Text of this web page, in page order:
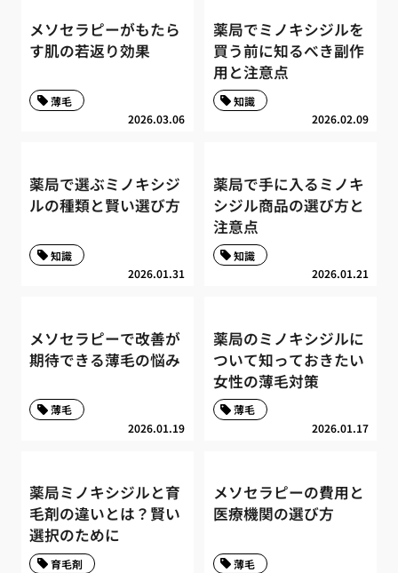
メソセラピーがもたら
す肌の若返り効果
2026.03.06
薄毛
薬局でミノキシジルを
買う前に知るべき副作
用と注意点
2026.02.09
知識
薬局で選ぶミノキシジ
ルの種類と賢い選び方
2026.01.31
知識
薬局で手に入るミノキ
シジル商品の選び方と
注意点
2026.01.21
知識
メソセラピーで改善が
期待できる薄毛の悩み
2026.01.19
薄毛
薬局のミノキシジルに
ついて知っておきたい
女性の薄毛対策
2026.01.17
薄毛
薬局ミノキシジルと育
毛剤の違いとは？賢い
選択のために
育毛剤
メソセラピーの費用と
医療機関の選び方
薄毛